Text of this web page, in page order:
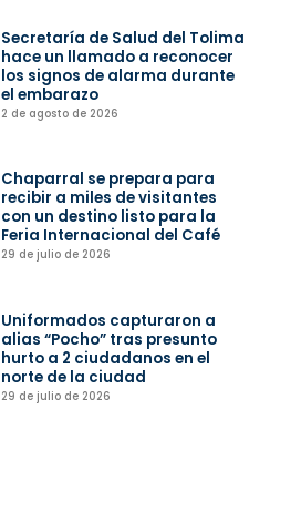
Secretaría de Salud del Tolima
hace un llamado a reconocer
los signos de alarma durante
el embarazo
2 de agosto de 2026
Chaparral se prepara para
recibir a miles de visitantes
con un destino listo para la
Feria Internacional del Café
29 de julio de 2026
Uniformados capturaron a
alias “Pocho” tras presunto
hurto a 2 ciudadanos en el
norte de la ciudad
29 de julio de 2026